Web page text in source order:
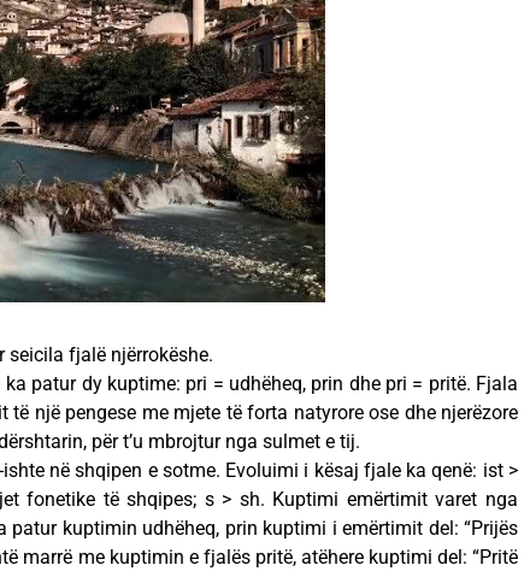
fjalë njërrokëshe.
patur dy kuptime: pri = udhëheq, prin dhe pri = pritë. Fjala
një pengese me mjete të forta natyrore ose dhe njerëzore
për t’u mbrojtur nga sulmet e tij.
në shqipen e sotme. Evoluimi i kësaj fjale ka qenë: ist >
fonetike të shqipes; s > sh. Kuptimi emërtimit varet nga
kuptimin udhëheq, prin kuptimi i emërtimit del: “Prijës
marrë me kuptimin e fjalës pritë, atëhere kuptimi del: “Pritë